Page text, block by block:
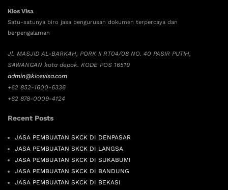
Kios Visa
Satu-satunya biro jasa pengurusan dokumen terpercaya dan
berpengalaman
Jl. MASJID AL-BARKAH, PORK II RT04/08 NO. 40 PASIR PUTIH,
SAWANGAN kota depok. KODE POS 16519
admin@kiosvisa.com
+62 852-1600-6336
+62 878-0009-4124
Recent Posts
JASA PEMBUATAN SKCK DI DENPASAR
JASA PEMBUATAN SKCK DI LANGSA
JASA PEMBUATAN SKCK DI SUKABUMI
JASA PEMBUATAN SKCK DI BANDUNG
JASA PEMBUATAN SKCK DI BEKASI